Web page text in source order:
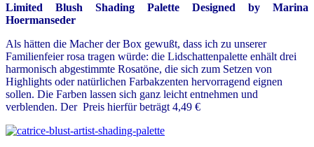
Limited Blush Shading Palette Designed by Marina
Hoermanseder
Als hätten die Macher der Box gewußt, dass ich zu unserer
Familienfeier rosa tragen würde: die Lidschattenpalette enhält drei
harmonisch abgestimmte Rosatöne, die sich zum Setzen von
Highlights oder natürlichen Farbakzenten hervorragend eignen
sollen. Die Farben lassen sich ganz leicht entnehmen und
verblenden. Der Preis hierfür beträgt 4,49 €